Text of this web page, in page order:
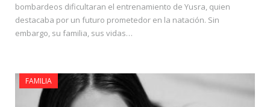
bombardeos dificultaran el entrenamiento de Yusra, quien
destacaba por un futuro prometedor en la natación. Sin
embargo, su familia, sus vidas…
FAMILIA